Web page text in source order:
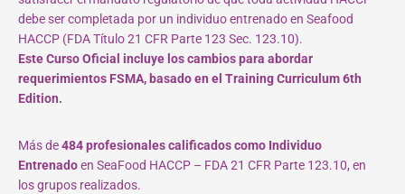
debe ser completada por un individuo entrenado en Seafood
HACCP (FDA Título 21 CFR Parte 123 Sec. 123.10).
Este Curso Oficial incluye los cambios para abordar
requerimientos FSMA, basado en el Training Curriculum 6th
Edition.
Más de484 profesionales calificados como Individuo
Entrenadoen SeaFood HACCP – FDA 21 CFR Parte 123.10, en
los grupos realizados.